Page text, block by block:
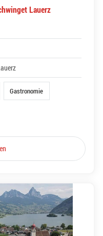
Lauerz
Gastronomie